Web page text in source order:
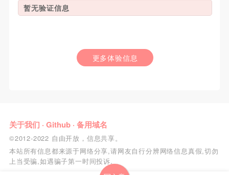
暂无验证信息
更多体验信息
关于我们 · Github· 备用域名
©2012-2022 自由开放，信息共享。
本站所有信息都来源于网络分享,请网友自行分辨网络信息真假,切勿
上当受骗,如遇骗子第一时间投诉.